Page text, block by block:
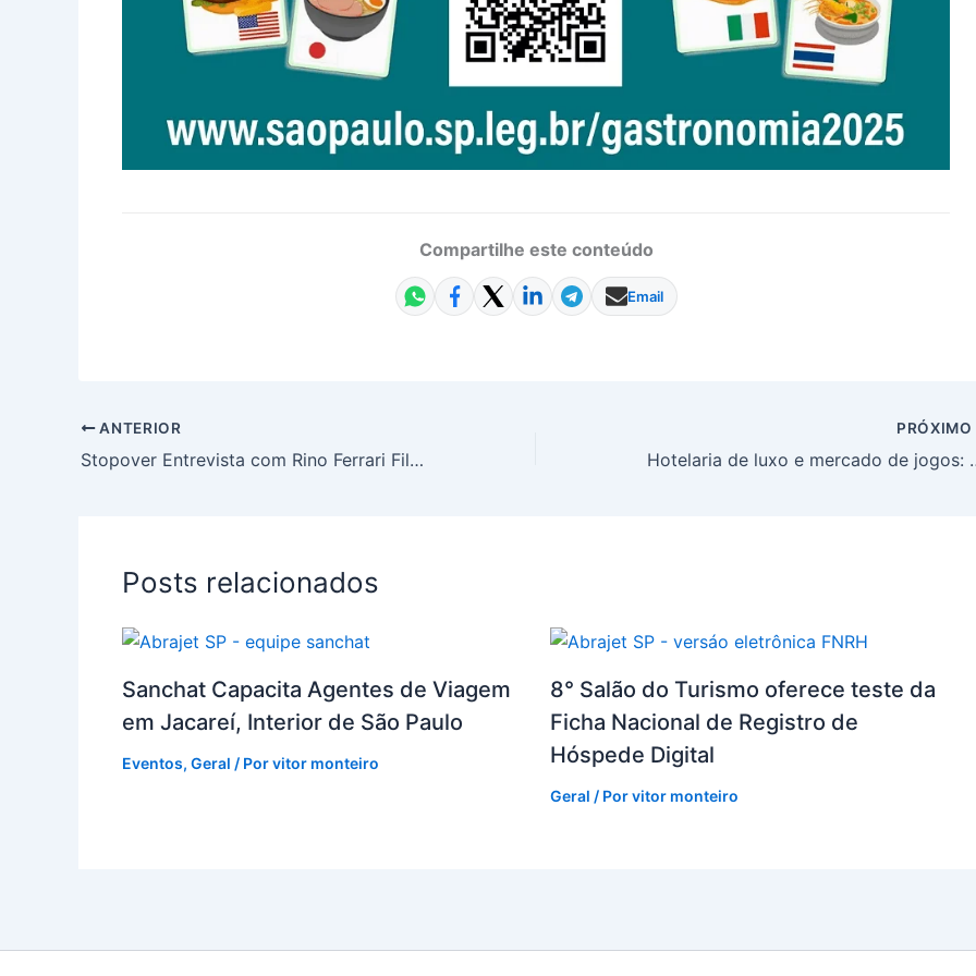
Compartilhe este conteúdo
Email
ANTERIOR
Stopover Entrevista com Rino Ferrari Filho, Presidente do Conselho da Rino & Partners
PRÓXIMO
Hotelaria de luxo e mercado
Posts relacionados
Sanchat Capacita Agentes de Viagem
em Jacareí, Interior de São Paulo
Eventos, Geral / Porvitor monteiro
8° Salão do Turismo oferece teste da
Ficha Nacional de Registro de
Hóspede Digital
Geral / Porvitor monteiro